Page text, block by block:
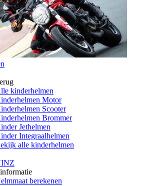
kinderhelmen
Motor
Scooter
Brommer
Jethelmen
Integraalhelmen
alle kinderhelmen
berekenen